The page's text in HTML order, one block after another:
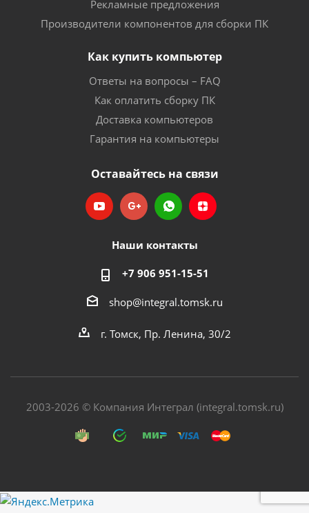
Рекламные предложения
Производители компонентов для сборки ПК
Как купить компьютер
Ответы на вопросы – FAQ
Как оплатить сборку ПК
Доставка компьютеров
Гарантия на компьютеры
Оставайтесь на связи
Наши контакты
+7 906 951-15-51
shop@integral.tomsk.ru
г. Томск, Пр. Ленина, 30/2
2003-2026 © Компания Интеграл (integral.tomsk.ru)